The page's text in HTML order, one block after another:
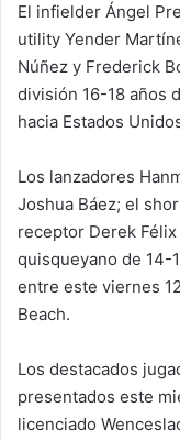
El infielder Ángel
utility Yender
Núñez y Frederick
división 16-18 años
hacia Estados
Los lanzadores
Joshua Báez; el
receptor Derek
quisqueyano de 14-
entre este viernes
Beach.
Los destacados
presentados este
licenciado